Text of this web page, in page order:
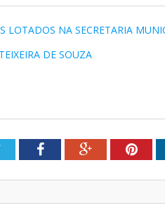
LOTADOS NA SECRETARIA
DE SOUZA
TwitterFacebookGoogle+